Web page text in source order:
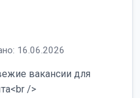
16.06.2026
вакансии для
/>